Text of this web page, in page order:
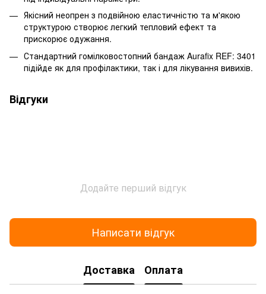
Якісний неопрен з подвійною еластичністю та м'якою
структурою створює легкий тепловий ефект та
прискорює одужання.
Стандартний гомілковостопний бандаж Aurafix REF: 3401
підійде як для профілактики, так і для лікування вивихів.
Відгуки
Додайте перший відгук
Написати відгук
Доставка Оплата